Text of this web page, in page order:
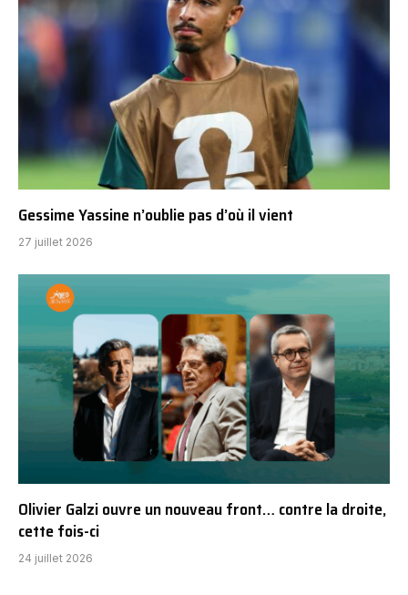
Gessime Yassine n’oublie pas d’où il vient
27 juillet 2026
Olivier Galzi ouvre un nouveau front… contre la droite,
cette fois-ci
24 juillet 2026